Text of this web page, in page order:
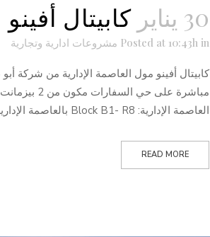
30 يناير كابيتال
Posted at 10:43h in مشروعات ادارية وتجارية
العاصمة الإدارية: Block B1- R8 بالعاصمة الإدارية...
READ MORE